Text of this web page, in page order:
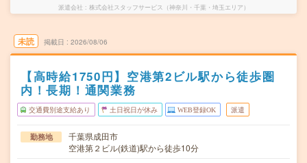
派遣会社 株式会社スタッフサービス（神奈川・千葉・埼玉エリア）
未読 掲載日 2026/08/06
【高時給1750円】空港第2ビル駅から徒歩圏
内！長期！通関業務
交通費別途支給あり 土日祝日が休み WEB登録OK 派遣
勤務地
千葉県成田市
空港第２ビル(鉄道)駅から徒歩10分